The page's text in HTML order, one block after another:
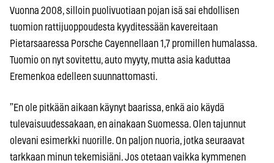
Vuonna 2008, silloin puolivuotiaan pojan isä sai ehdollisen
tuomion rattijuoppoudesta kyyditessään kavereitaan
Pietarsaaressa Porsche Cayennellaan 1,7 promillen humalassa.
Tuomio on nyt sovitettu, auto myyty, mutta asia kaduttaa
Eremenkoa edelleen suunnattomasti.
”En ole pitkään aikaan käynyt baarissa, enkä aio käydä
tulevaisuudessakaan, en ainakaan Suomessa. Olen tajunnut
olevani esimerkki nuorille. On paljon nuoria, jotka seuraavat
tarkkaan minun tekemisiäni. Jos otetaan vaikka kymmenen